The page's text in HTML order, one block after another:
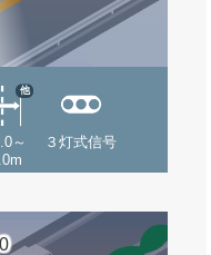
～
他
３灯式信号